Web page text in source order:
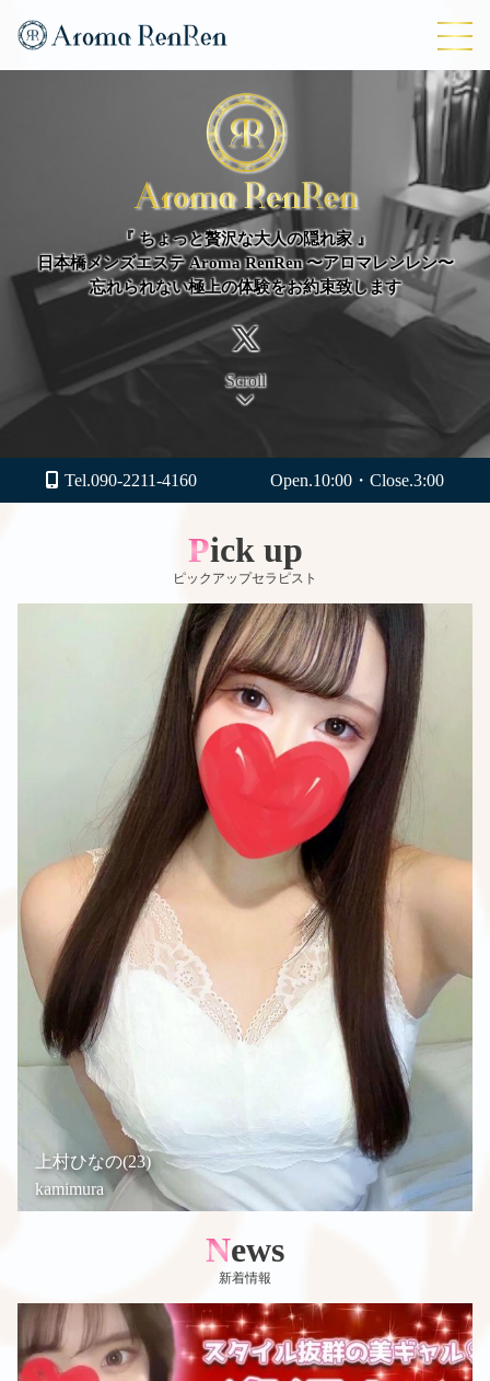
『 ちょっと贅沢な大人の隠れ家 』
日本橋メンズエステ Aroma RenRen 〜アロマレンレン〜
忘れられない極上の体験をお約束致します
Scroll
Tel.090-2211-4160 Open.10:00・Close.3:00
Pick up
ピックアップセラピスト
上村ひなの(23)
kamimura
News
新着情報